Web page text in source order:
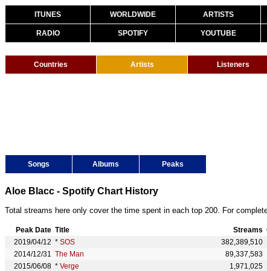
ITUNES WORLDWIDE ARTISTS
RADIO SPOTIFY YOUTUBE
Countries Artists Listeners
Songs Albums Peaks
Aloe Blacc - Spotify Chart History
Total streams here only cover the time spent in each top 200. For
Peak Date Title Streams
2019/04/12 * SOS 382,389,510
2014/12/31 The Man 89,337,583
2015/06/08 * Verge 1,971,025